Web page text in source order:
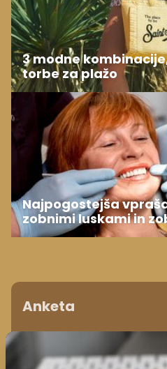
3 modne
torbe za plažo
Najpogostejša
zobnimi luskami in
Anketa